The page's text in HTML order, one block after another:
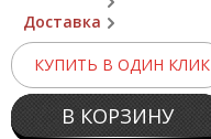
Доставка
КУПИТЬ В ОДИН КЛИК
В КОРЗИНУ